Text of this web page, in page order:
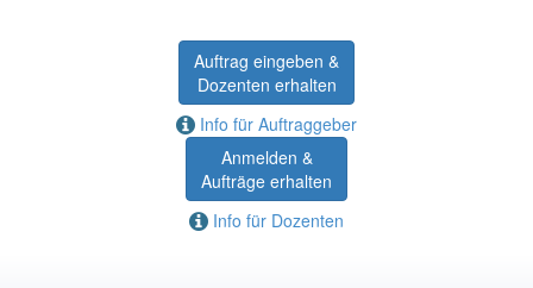
Auftrag eingeben &
Dozenten erhalten
Info für Auftraggeber
Anmelden &
Aufträge erhalten
Info für Dozenten